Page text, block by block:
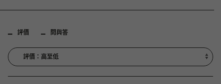
評價 問與答